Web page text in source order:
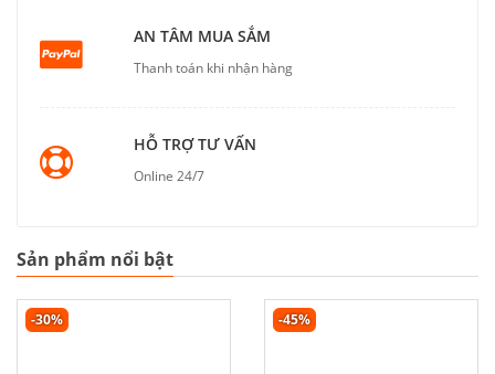
AN TÂM MUA SẮM
Thanh toán khi nhận hàng
HỖ TRỢ TƯ VẤN
Online 24/7
Sản phẩm nổi bật
-30% -45%